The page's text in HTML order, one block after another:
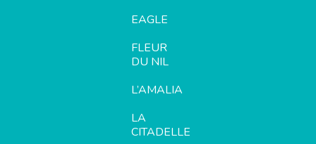
EAGLE
FLEUR
DU NIL
L’AMALIA
LA
CITADELLE